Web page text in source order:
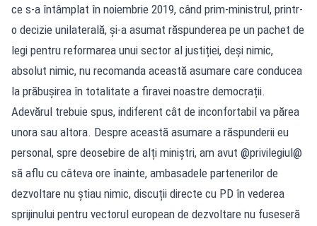
ce s-a întâmplat în noiembrie 2019, când prim-ministrul, printr-
o decizie unilaterală, și-a asumat răspunderea pe un pachet de
legi pentru reformarea unui sector al justiției, deși nimic,
absolut nimic, nu recomanda această asumare care conducea
la prăbușirea în totalitate a firavei noastre democrații.
Adevărul trebuie spus, indiferent cât de inconfortabil va părea
unora sau altora. Despre această asumare a răspunderii eu
personal, spre deosebire de alți miniștri, am avut @privilegiul@
să aflu cu câteva ore înainte, ambasadele partenerilor de
dezvoltare nu știau nimic, discuții directe cu PD în vederea
sprijinului pentru vectorul european de dezvoltare nu fuseseră